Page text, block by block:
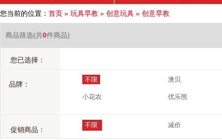
您当前的位置： 首页 » 玩具早教 » 创意玩具 » 创意早教
商品筛选(共0件商品)
您已选择：
品牌：
不限 澳贝
小花农 优乐熊
促销商品：
不限 减价